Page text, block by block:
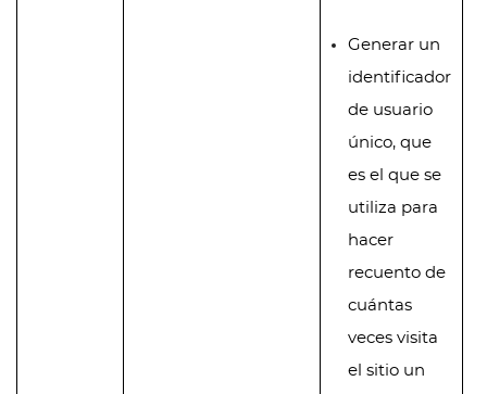
Generar un
identificador
de usuario
único, que
es el que se
utiliza para
hacer
recuento de
cuántas
veces visita
el sitio un